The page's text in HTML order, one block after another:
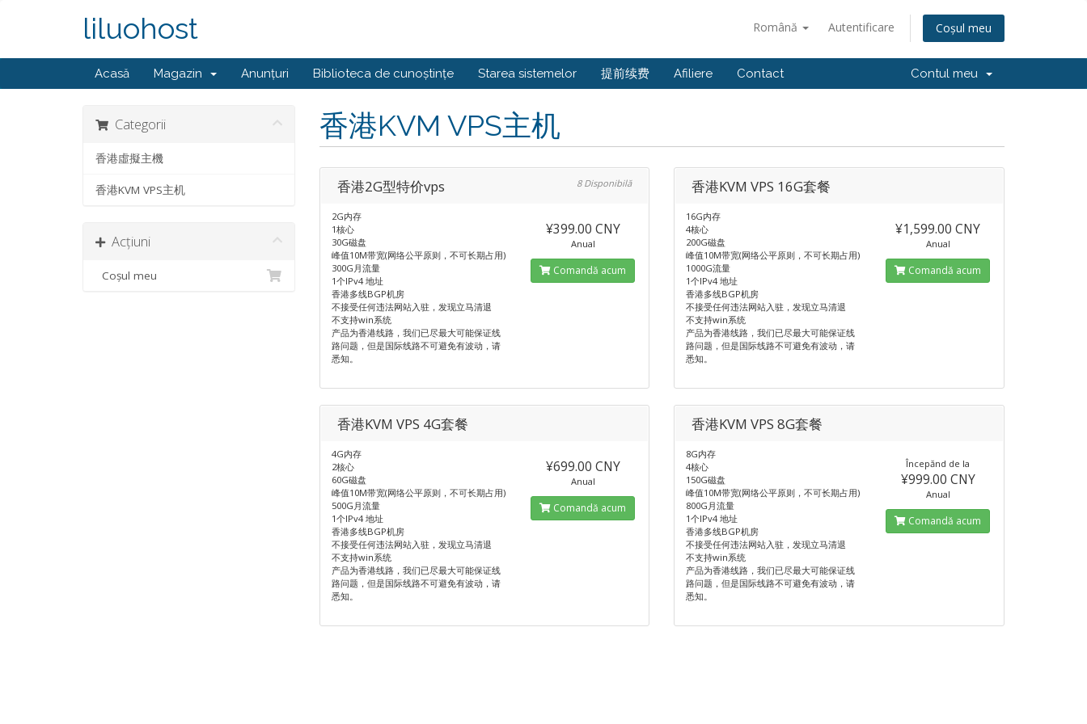
Română Autentificare Coșul meu
liluohost
Acasă Magazin Anunțuri Biblioteca de cunoștințe Starea sistemelor 提前续费 Afiliere Contact Contul meu
香港KVM VPS主机
Categorii
香港虛擬主機
香港KVM VPS主机
Acțiuni
Coșul meu
香港2G型特价vps 8 Disponibilă
2G内存
1核心
30G磁盘
峰值10M带宽(网络公平原则，不可长期占用)
300G月流量
1个IPv4 地址
香港多线BGP机房
不接受任何违法网站入驻，发现立马清退
不支持win系统
产品为香港线路，我们已尽最大可能保证线
路问题，但是国际线路不可避免有波动，请
悉知。
¥399.00 CNY
Anual
Comandă acum
香港KVM VPS 16G套餐
16G内存
4核心
200G磁盘
峰值10M带宽(网络公平原则，不可长期占用)
1000G流量
1个IPv4 地址
香港多线BGP机房
不接受任何违法网站入驻，发现立马清退
不支持win系统
产品为香港线路，我们已尽最大可能保证线
路问题，但是国际线路不可避免有波动，请
悉知。
¥1,599.00 CNY
Anual
Comandă acum
香港KVM VPS 4G套餐
4G内存
2核心
60G磁盘
峰值10M带宽(网络公平原则，不可长期占用)
500G月流量
1个IPv4 地址
香港多线BGP机房
不接受任何违法网站入驻，发现立马清退
不支持win系统
产品为香港线路，我们已尽最大可能保证线
路问题，但是国际线路不可避免有波动，请
悉知。
¥699.00 CNY
Anual
Comandă acum
香港KVM VPS 8G套餐
8G内存
4核心
150G磁盘
峰值10M带宽(网络公平原则，不可长期占用)
800G月流量
1个IPv4 地址
香港多线BGP机房
不接受任何违法网站入驻，发现立马清退
不支持win系统
产品为香港线路，我们已尽最大可能保证线
路问题，但是国际线路不可避免有波动，请
悉知。
Începănd de la
¥999.00 CNY
Anual
Comandă acum